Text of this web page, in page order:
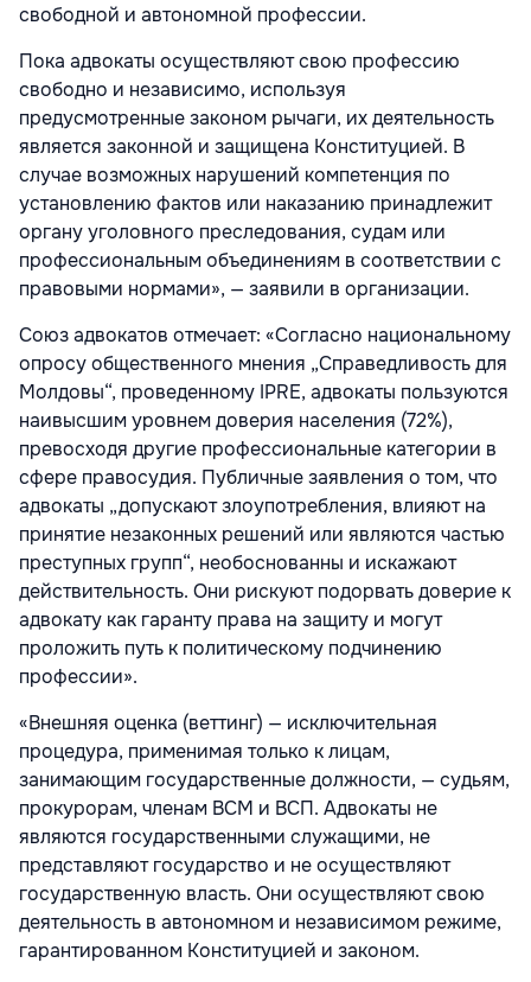
свободной и автономной профессии.
Пока адвокаты осуществляют свою профессию
свободно и независимо, используя
предусмотренные законом рычаги, их деятельность
является законной и защищена Конституцией. В
случае возможных нарушений компетенция по
установлению фактов или наказанию принадлежит
органу уголовного преследования, судам или
профессиональным объединениям в соответствии с
правовыми нормами», — заявили в организации.
Союз адвокатов отмечает: «Согласно национальному
опросу общественного мнения „Справедливость для
Молдовы“, проведенному IPRE, адвокаты пользуются
наивысшим уровнем доверия населения (72%),
превосходя другие профессиональные категории в
сфере правосудия. Публичные заявления о том, что
адвокаты „допускают злоупотребления, влияют на
принятие незаконных решений или являются частью
преступных групп“, необоснованны и искажают
действительность. Они рискуют подорвать доверие к
адвокату как гаранту права на защиту и могут
проложить путь к политическому подчинению
профессии».
«Внешняя оценка (веттинг) — исключительная
процедура, применимая только к лицам,
занимающим государственные должности, — судьям,
прокурорам, членам ВСМ и ВСП. Адвокаты не
являются государственными служащими, не
представляют государство и не осуществляют
государственную власть. Они осуществляют свою
деятельность в автономном и независимом режиме,
гарантированном Конституцией и законом.